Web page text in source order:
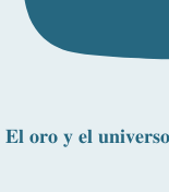
𝐄𝐥 𝐨𝐫𝐨 𝐲 𝐞𝐥